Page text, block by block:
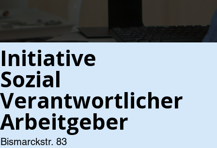
Initiative
Sozial
Verantwortlicher
Arbeitgeber
Bismarckstr. 83